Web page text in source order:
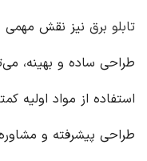
تابلو برق نیز نقش مهمی
طراحی ساده و بهینه،
استفاده از مواد اولیه
طراحی پیشرفته و